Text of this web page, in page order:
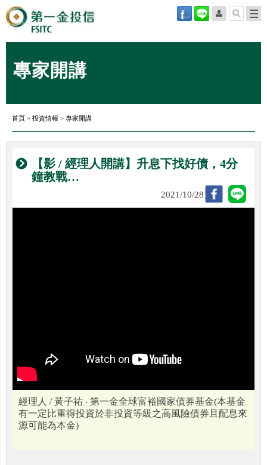
專家開講
首頁 > 投資情報 > 專家開講
【影 / 經理人開講】升息下找好債，4分
鐘教戰…
2021/10/28
經理人 / 黃子祐 ‧ 第一金全球富裕國家債券基金(本基金
有一定比重得投資於非投資等級之高風險債券且配息來
源可能為本金)